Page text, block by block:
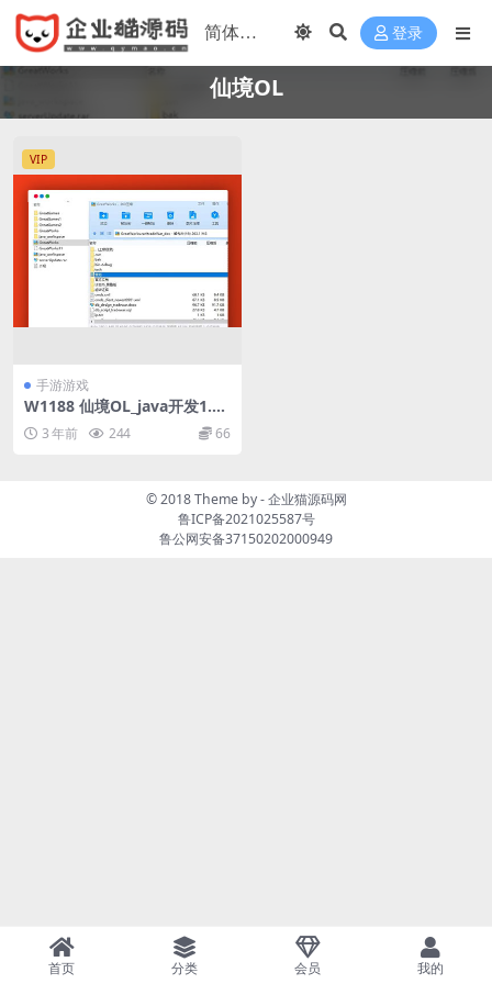
登录
仙境OL
VIP
手游游戏
W1188 仙境OL_java开发1.95
完整版全套源代码+仅供参考
3 年前 244 66
© 2018 Theme by -企业猫源码网
鲁ICP备2021025587号
鲁公网安备37150202000949
首页 分类 会员 我的